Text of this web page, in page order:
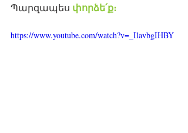
Պարզապես փորձե՛ք։
https://www.youtube.com/watch?v=_IlavbgIHBY